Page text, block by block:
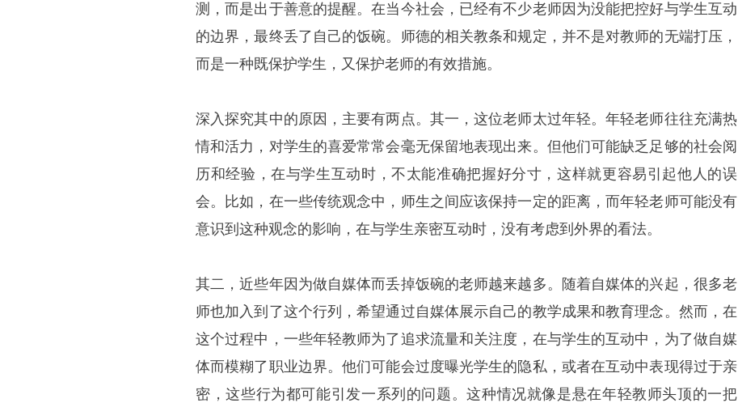
测，而是出于善意的提醒。在当今社会，已经有不少老师因为没能把控好与学生互动
的边界，最终丢了自己的饭碗。师德的相关教条和规定，并不是对教师的无端打压，
而是一种既保护学生，又保护老师的有效措施。
深入探究其中的原因，主要有两点。其一，这位老师太过年轻。年轻老师往往充满热
情和活力，对学生的喜爱常常会毫无保留地表现出来。但他们可能缺乏足够的社会阅
历和经验，在与学生互动时，不太能准确把握好分寸，这样就更容易引起他人的误
会。比如，在一些传统观念中，师生之间应该保持一定的距离，而年轻老师可能没有
意识到这种观念的影响，在与学生亲密互动时，没有考虑到外界的看法。
其二，近些年因为做自媒体而丢掉饭碗的老师越来越多。随着自媒体的兴起，很多老
师也加入到了这个行列，希望通过自媒体展示自己的教学成果和教育理念。然而，在
这个过程中，一些年轻教师为了追求流量和关注度，在与学生的互动中，为了做自媒
体而模糊了职业边界。他们可能会过度曝光学生的隐私，或者在互动中表现得过于亲
密，这些行为都可能引发一系列的问题。这种情况就像是悬在年轻教师头顶的一把